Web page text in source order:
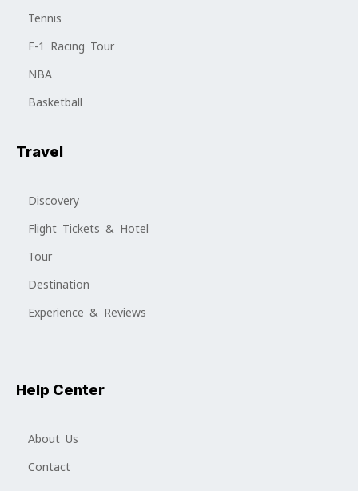
Tennis
F-1 Racing Tour
NBA
Basketball
Travel
Discovery
Flight Tickets & Hotel
Tour
Destination
Experience & Reviews
Help Center
About Us
Contact